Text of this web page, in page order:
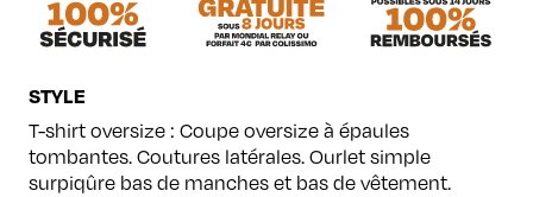
STYLE
T-shirt oversize : Coupe oversize à épaules
tombantes. Coutures latérales. Ourlet simple
surpiqûre bas de manches et bas de vêtement.